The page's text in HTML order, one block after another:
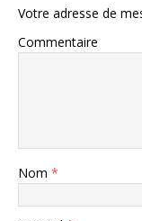
Votre adresse de
Commentaire
Nom *